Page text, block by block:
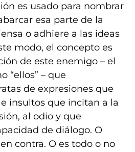
es usado para nombrar
esa parte de la
o adhiere a las ideas
modo, el concepto es
de este enemigo – el
“ellos” – que
de expresiones que
insultos que incitan a la
al odio y que
de diálogo. O
contra. O es todo o no